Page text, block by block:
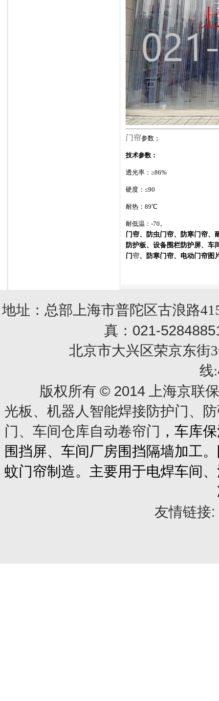
门帘参数；
技术参数：
透光率：≥86%
硬度：≤90
耐热： 89℃
耐低温： -70。
门帘、防虫门帘、
防寒门帘、
防护板、设备围栏防护屏、车
门帘、防寒门帘、电动门帘图
地址：总部上海市普陀区古浪路
真： 021-
北京市大兴区荣京东街3
线
版权所有 © 2014上海京联
光板、机器人智能焊接防护门、
门、车间仓库自动卷帘门 ，车库
围挡屏、车间厂房围挡隔墙加工
蚊门帘制造。主要用于电焊车间
友情链接: